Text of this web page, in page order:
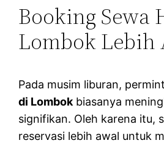
Booking Sewa
Lombok Lebih
Pada musim liburan,
di Lombok biasanya
signifikan. Oleh karena itu,
reservasi lebih awal untuk